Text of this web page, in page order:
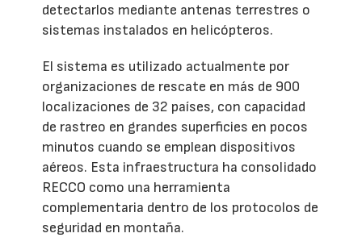
detectarlos mediante antenas terrestres o
sistemas instalados en helicópteros.
El sistema es utilizado actualmente por
organizaciones de rescate en más de 900
localizaciones de 32 países, con capacidad
de rastreo en grandes superficies en pocos
minutos cuando se emplean dispositivos
aéreos. Esta infraestructura ha consolidado
RECCO como una herramienta
complementaria dentro de los protocolos de
seguridad en montaña.